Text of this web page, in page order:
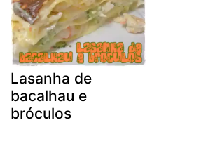
Lasanha de
bacalhau e
bróculos